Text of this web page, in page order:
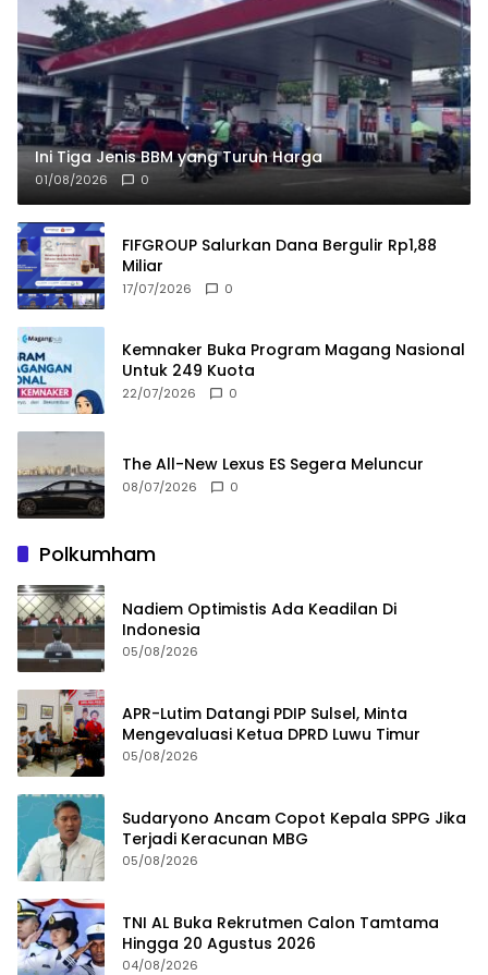
Ini Tiga Jenis BBM yang Turun Harga
01/08/2026 0
FIFGROUP Salurkan Dana Bergulir Rp1,88
Miliar
17/07/2026 0
Kemnaker Buka Program Magang Nasional
Untuk 249 Kuota
22/07/2026 0
The All-New Lexus ES Segera Meluncur
08/07/2026 0
Polkumham
Nadiem Optimistis Ada Keadilan Di
Indonesia
05/08/2026
APR-Lutim Datangi PDIP Sulsel, Minta
Mengevaluasi Ketua DPRD Luwu Timur
05/08/2026
Sudaryono Ancam Copot Kepala SPPG Jika
Terjadi Keracunan MBG
05/08/2026
TNI AL Buka Rekrutmen Calon Tamtama
Hingga 20 Agustus 2026
04/08/2026